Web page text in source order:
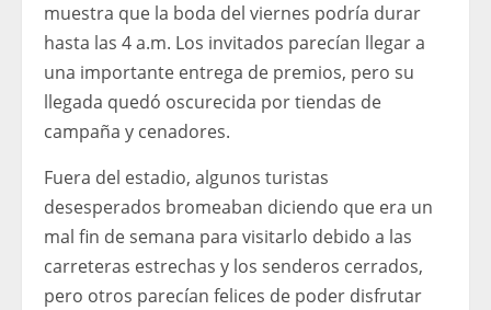
muestra que la boda del viernes podría durar
hasta las 4 a.m. Los invitados parecían llegar a
una importante entrega de premios, pero su
llegada quedó oscurecida por tiendas de
campaña y cenadores.
Fuera del estadio, algunos turistas
desesperados bromeaban diciendo que era un
mal fin de semana para visitarlo debido a las
carreteras estrechas y los senderos cerrados,
pero otros parecían felices de poder disfrutar